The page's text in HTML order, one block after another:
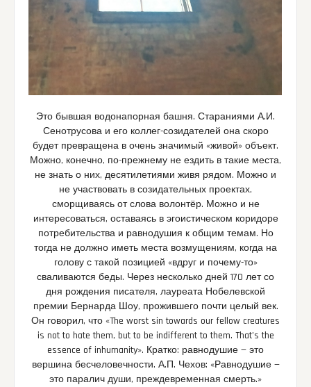
Это бывшая водонапорная башня. Стараниями А.И.
Сенотрусова и его коллег-созидателей она скоро
будет превращена в очень значимый «живой» объект.
Можно, конечно, по-прежнему не ездить в такие места,
не знать о них, десятилетиями живя рядом. Можно и
не участвовать в созидательных проектах,
сморщиваясь от слова волонтёр. Можно и не
интересоваться, оставаясь в эгоистическом коридоре
потребительства и равнодушия к общим темам. Но
тогда не должно иметь места возмущениям, когда на
голову с такой позицией «вдруг и почему-то»
сваливаются беды. Через несколько дней 170 лет со
дня рождения писателя, лауреата Нобелевской
премии Бернарда Шоу, прожившего почти целый век.
Он говорил, что «The worst sin towards our fellow creatures
is not to hate them, but to be indifferent to them. That’s the
essence of inhumanity». Кратко: равнодушие — это
вершина бесчеловечности. А.П. Чехов: «Равнодушие —
это паралич души, преждевременная смерть.»